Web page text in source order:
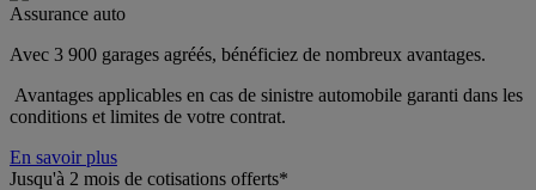
Assurance auto
Avec 3 900 garages agréés, bénéficiez de nombreux avantages.
Avantages applicables en cas de sinistre automobile garanti dans les
conditions et limites de votre contrat.
En savoir plus
Jusqu'à 2 mois de cotisations offerts*